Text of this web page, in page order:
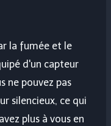
la fumée et le
d'un capteur
ne pouvez pas
silencieux, ce qui
plus à vous en